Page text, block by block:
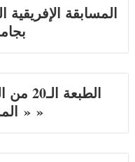
المسابقة
« المشي في الجبال »